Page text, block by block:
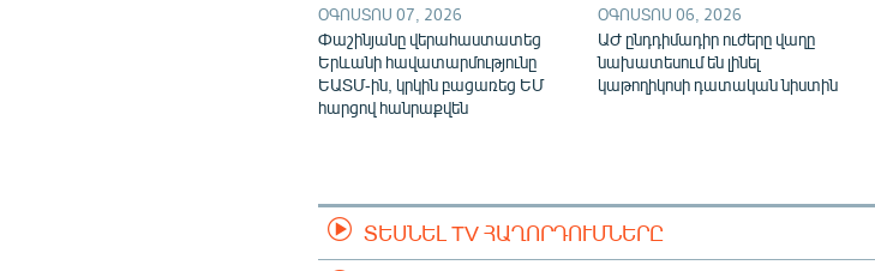
ՕԳՈՍՏՈՍ 07, 2026
Փաշինյանը վերահաստատեց
Երևանի հավատարմությունը
ԵԱՏՄ-ին, կրկին բացառեց ԵՄ
հարցով հանրաքվեն
ՕԳՈՍՏՈՍ 06, 2026
ԱԺ ընդդիմադիր ուժերը վաղը
նախատեսում են լինել
կաթողիկոսի դատական նիստին
ՏԵՍՆԵԼ TV ՀԱՂՈՐԴՈՒՄՆԵՐԸ